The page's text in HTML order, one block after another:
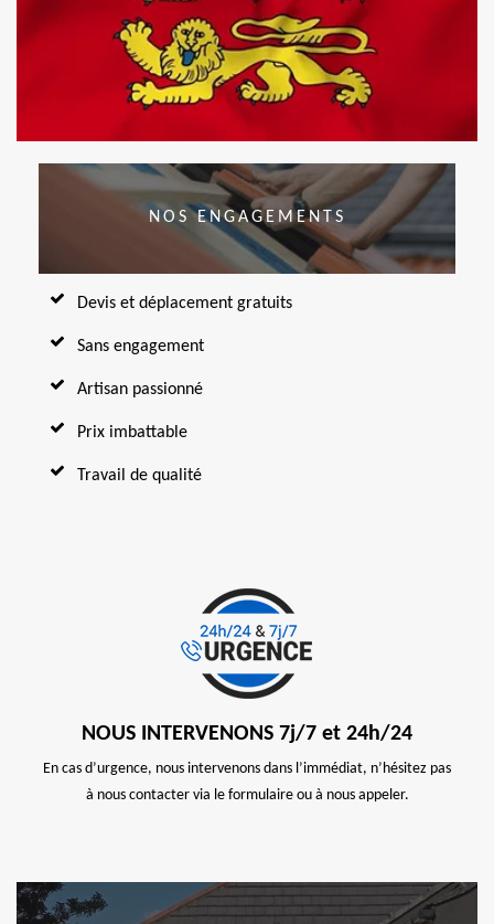
NOS ENGAGEMENTS
Devis et déplacement gratuits
Sans engagement
Artisan passionné
Prix imbattable
Travail de qualité
NOUS INTERVENONS 7j/7 et 24h/24
En cas d’urgence, nous intervenons dans l’immédiat, n’hésitez pas
à nous contacter via le formulaire ou à nous appeler.